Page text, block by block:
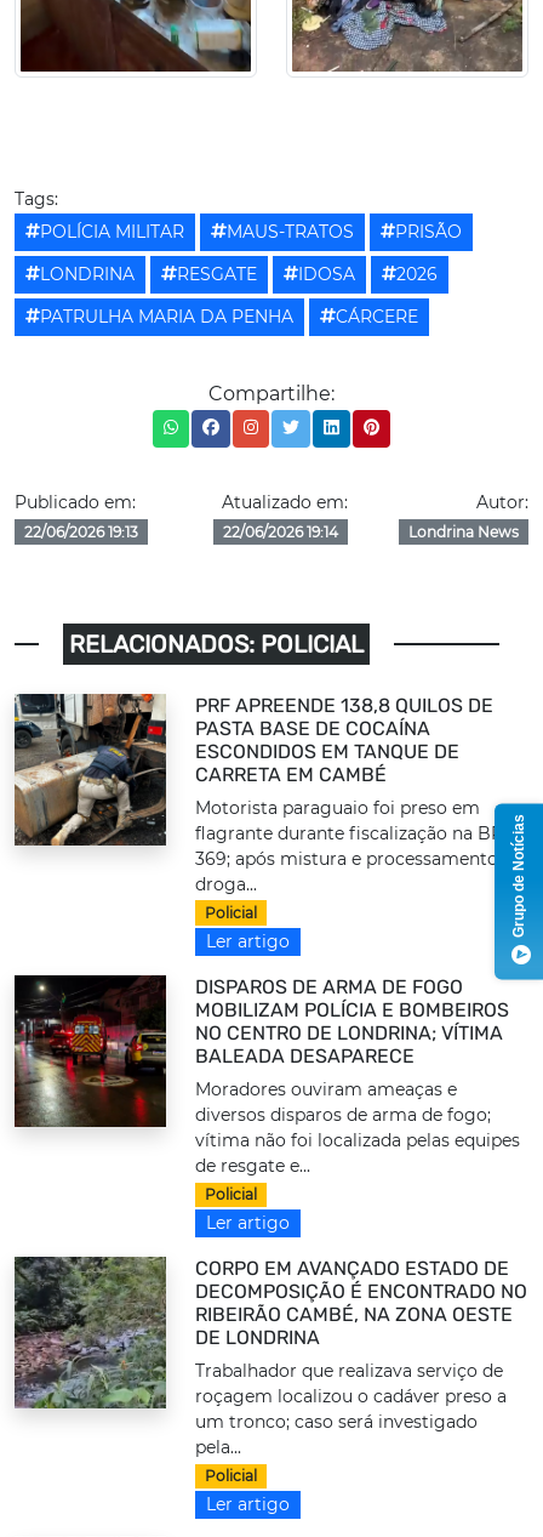
Tags:
POLÍCIA MILITAR
MAUS-TRATOS
PRISÃO
LONDRINA
RESGATE IDOSA
2026
PATRULHA MARIA DA PENHA
CÁRCERE
Compartilhe:
Publicado em:
22/06/2026 19:13
Atualizado em:
22/06/2026 19:14
Autor:
Londrina News
RELACIONADOS: POLICIAL
PRF APREENDE 138,8 QUILOS DE
PASTA BASE DE COCAÍNA
ESCONDIDOS EM TANQUE DE
CARRETA EM CAMBÉ
Motorista paraguaio foi preso em
flagrante durante fiscalização na BR-
369; após mistura e processamento,
droga...
Policial
Ler artigo
DISPAROS DE ARMA DE FOGO
MOBILIZAM POLÍCIA E BOMBEIROS
NO CENTRO DE LONDRINA; VÍTIMA
BALEADA DESAPARECE
Moradores ouviram ameaças e
diversos disparos de arma de fogo;
vítima não foi localizada pelas equipes
de resgate e...
Policial
Ler artigo
CORPO EM AVANÇADO ESTADO DE
DECOMPOSIÇÃO É ENCONTRADO NO
RIBEIRÃO CAMBÉ, NA ZONA OESTE
DE LONDRINA
Trabalhador que realizava serviço de
roçagem localizou o cadáver preso a
um tronco; caso será investigado
pela...
Policial
Ler artigo
Grupo de Notícias